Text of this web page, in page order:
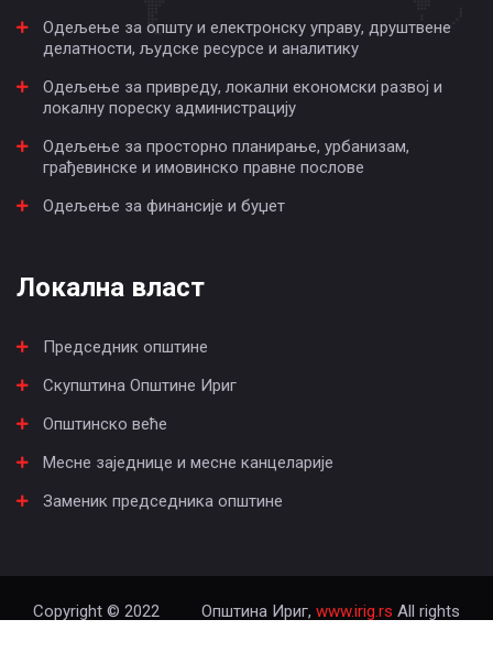
Одељење за општу и електронску управу, друштвене
делатности, људске ресурсе и аналитику
Одељење за привреду, локални економски развој и
локалну пореску администрацију
Одељење за просторно планирање, урбанизам,
грађевинске и имовинско правне послове
Одељење за финансије и буџет
Локална власт
Председник општине
Скупштина Општине Ириг
Општинско веће
Месне заједнице и месне канцеларије
Заменик председника општине
Copyright © 2022 Општина Ириг, www.irig.rs All rights